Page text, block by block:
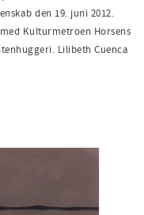
den 19. juni 2012.
Kulturmetroen Horsens
Lilibeth Cuenca